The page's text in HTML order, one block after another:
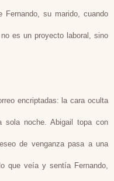
Fernando, su marido, cuando
es un proyecto laboral, sino
encriptadas: la cara oculta
sola noche. Abigail topa con
de venganza pasa a una
que veía y sentía Fernando,